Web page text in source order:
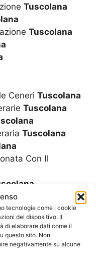
tecnologie come i cookie
del dispositivo. Il
di elaborare dati come il
questo sito. Non
negativamente su alcune
Tuscolana
Tuscolana
Ceneri Tuscolana
Tuscolana
Tuscolana
Con Il
A Rate
Con Il Comune